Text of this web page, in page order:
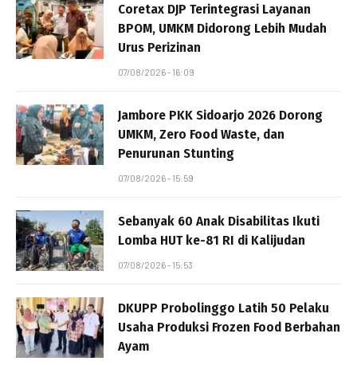
Coretax DJP Terintegrasi Layanan
BPOM, UMKM Didorong Lebih Mudah
Urus Perizinan
07/08/2026 - 16:09
Jambore PKK Sidoarjo 2026 Dorong
UMKM, Zero Food Waste, dan
Penurunan Stunting
07/08/2026 - 15:59
Sebanyak 60 Anak Disabilitas Ikuti
Lomba HUT ke-81 RI di Kalijudan
07/08/2026 - 15:53
DKUPP Probolinggo Latih 50 Pelaku
Usaha Produksi Frozen Food Berbahan
Ayam